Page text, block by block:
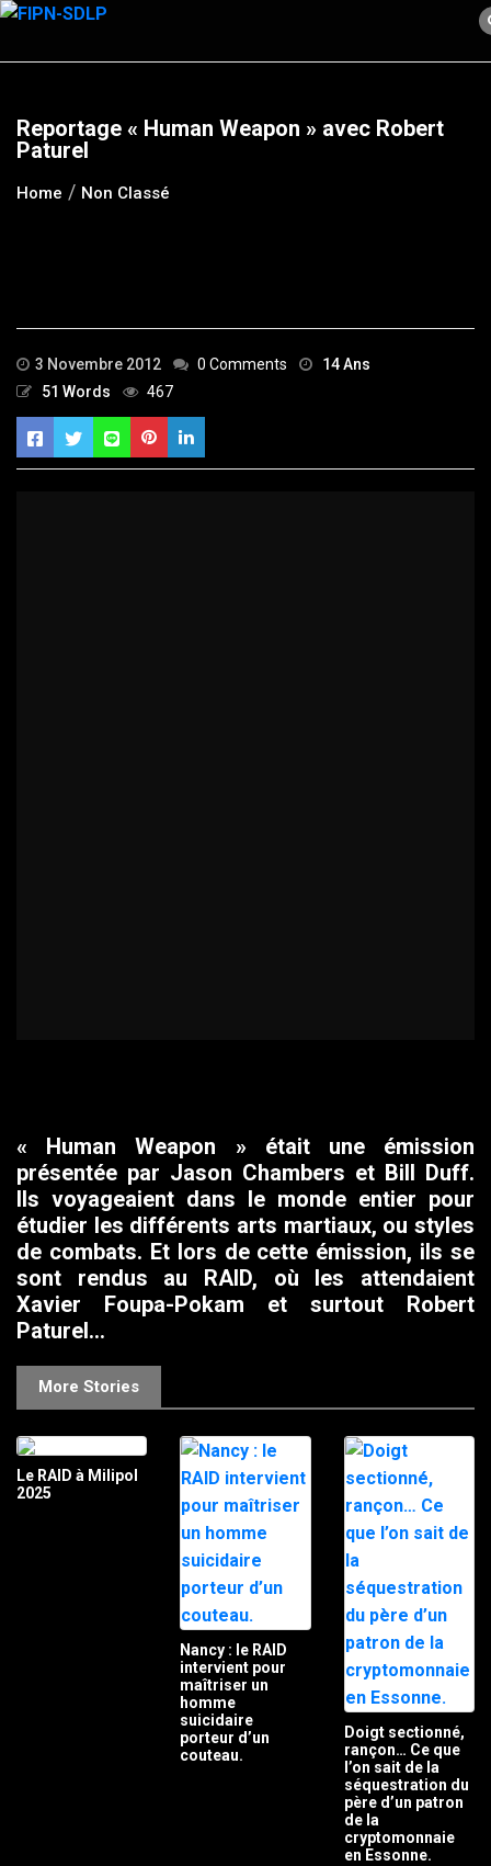
Skip
content
Reportage « Human Weapon » avec Robert
Paturel
Home Non Classé
3 Novembre 2012 0 Comments
14 Ans
51 Words
467
« Human Weapon » était une émission
présentée par Jason Chambers et Bill Duff.
Ils voyageaient dans le monde entier pour
étudier les différents arts martiaux, ou styles
de combats. Et lors de cette émission, ils se
sont rendus au RAID, où les attendaient
Xavier Foupa-Pokam et surtout Robert
Paturel…
More Stories
Le RAID à Milipol
2025
Nancy : le RAID
intervient pour
maîtriser un
homme
suicidaire
porteur d’un
couteau.
Doigt sectionné,
rançon… Ce que
l’on sait de la
séquestration du
père d’un patron
de la
cryptomonnaie
en Essonne.